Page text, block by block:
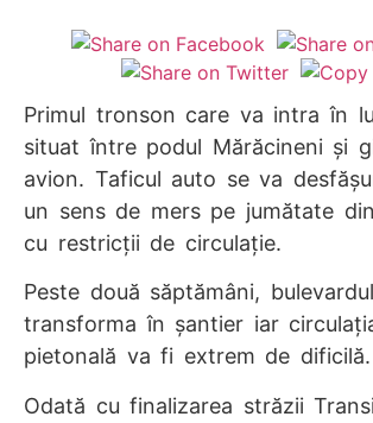
Primul tronson care va intra în
situat între podul Mărăcineni şi
avion. Taficul auto se va
un sens de mers pe jumătate
cu restricţii de circulaţie.
Peste două săptămâni,
transforma în şantier iar
pietonală va fi extrem de
Odată cu finalizarea străzii